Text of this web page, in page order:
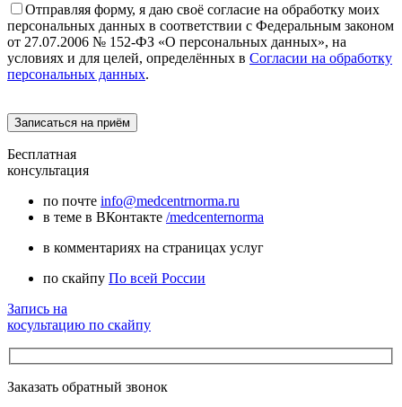
Отправляя форму, я даю своё согласие на обработку моих
персональных данных в соответствии с Федеральным законом
от 27.07.2006 № 152-ФЗ «О персональных данных», на
условиях и для целей, определённых в Согласии на обработку
персональных данных.
Бесплатная
консультация
по почте info@medcentrnorma.ru
в теме в ВКонтакте /medcenternorma
в комментариях на страницах услуг
по скайпу По всей России
Запись на
косультацию по скайпу
Заказать обратный звонок